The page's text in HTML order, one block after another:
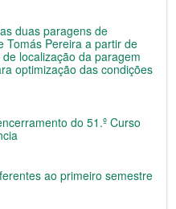
duas paragens de
Tomás Pereira a partir de
localização da paragem
optimização das condições
do 51.º Curso
ao primeiro semestre